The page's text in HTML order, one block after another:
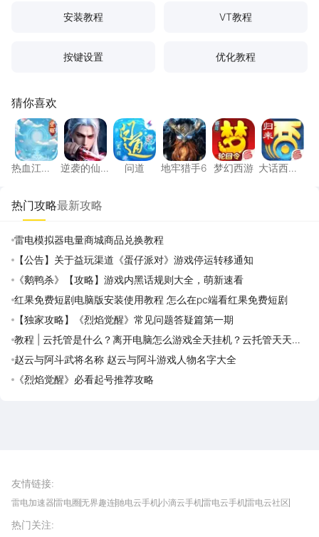
安装教程 VT教程
按键设置 优化教程
猜你喜欢
热血江湖：觉醒
热血江
逆袭的仙王
逆袭的仙
问道
问道
地牢猎手6
地牢猎手6
梦幻西游
梦幻西游
大话
大话西
热门攻略最新攻略
雷电模拟器电量商城商品兑换教程
【公告】关于益玩渠道《蛋仔派对》游戏停运转移通知
《鹅鸭杀》【攻略】游戏内黑话规则大全，萌新速看
红果免费短剧电脑版安装使用教程 怎么在pc端看红果免费短剧
【独家攻略】《烈焰觉醒》常见问题答疑篇第一期
教程 | 云托管是什么？离开电脑怎么游戏全天挂机？云托管天天免
费领取攻略
赵云与阿斗武将名称 赵云与阿斗游戏人物名字大全
《烈焰觉醒》必看起号推荐攻略
友情链接:
雷电加速器雷电圈无界趣连驰电云手机小滴云手机雷电云手机雷电云社区
我爱vr网华军软件园
热门关注: